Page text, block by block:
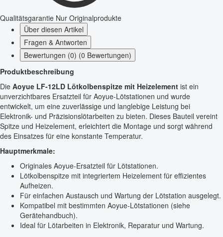
Qualitätsgarantie Nur Originalprodukte
Über diesen Artikel
Fragen & Antworten
Bewertungen (0) (0 Bewertungen)
Produktbeschreibung
Die Aoyue LF-12LD Lötkolbenspitze mit Heizelement ist ein
unverzichtbares Ersatzteil für Aoyue-Lötstationen und wurde
entwickelt, um eine zuverlässige und langlebige Leistung bei
Elektronik- und Präzisionslötarbeiten zu bieten. Dieses Bauteil vereint
Spitze und Heizelement, erleichtert die Montage und sorgt während
des Einsatzes für eine konstante Temperatur.
Hauptmerkmale:
Originales Aoyue-Ersatzteil für Lötstationen.
Lötkolbenspitze mit integriertem Heizelement für effizientes
Aufheizen.
Für einfachen Austausch und Wartung der Lötstation ausgelegt.
Kompatibel mit bestimmten Aoyue-Lötstationen (siehe
Gerätehandbuch).
Ideal für Lötarbeiten in Elektronik, Reparatur und Wartung.